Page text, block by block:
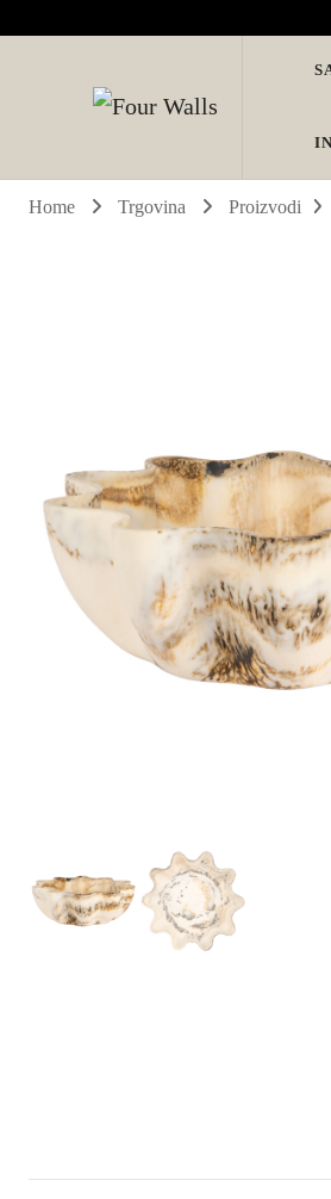
Four Walls
Sve za interijer po Vašoj mjeri.
Home Trgovina Proizvodi